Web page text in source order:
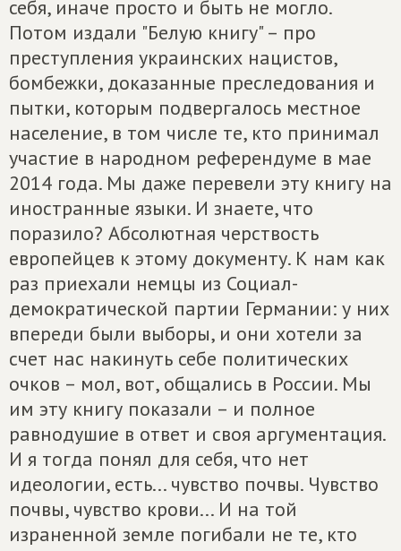
себя, иначе просто и быть не могло.
Потом издали "Белую книгу" – про
преступления украинских нацистов,
бомбежки, доказанные преследования и
пытки, которым подвергалось местное
население, в том числе те, кто принимал
участие в народном референдуме в мае
2014 года. Мы даже перевели эту книгу на
иностранные языки. И знаете, что
поразило? Абсолютная черствость
европейцев к этому документу. К нам как
раз приехали немцы из Социал-
демократической партии Германии: у них
впереди были выборы, и они хотели за
счет нас накинуть себе политических
очков – мол, вот, общались в России. Мы
им эту книгу показали – и полное
равнодушие в ответ и своя аргументация.
И я тогда понял для себя, что нет
идеологии, есть... чувство почвы. Чувство
почвы, чувство крови... И на той
израненной земле погибали не те, кто